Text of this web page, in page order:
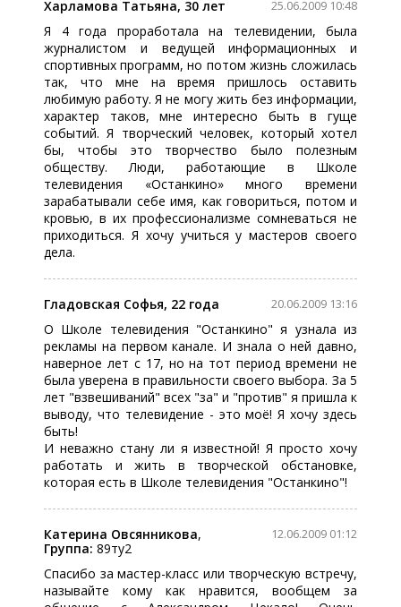
25.06.2009 10:48
Харламова Татьяна, 30 лет
Я 4 года проработала на телевидении, была
журналистом и ведущей информационных и
спортивных программ, но потом жизнь сложилась
так, что мне на время пришлось оставить
любимую работу. Я не могу жить без информации,
характер таков, мне интересно быть в гуще
событий. Я творческий человек, который хотел
бы, чтобы это творчество было полезным
обществу. Люди, работающие в Школе
телевидения «Останкино» много времени
зарабатывали себе имя, как говориться, потом и
кровью, в их профессионализме сомневаться не
приходиться. Я хочу учиться у мастеров своего
дела.
20.06.2009 13:16
Гладовская Софья, 22 года
О Школе телевидения "Останкино" я узнала из
рекламы на первом канале. И знала о ней давно,
наверное лет с 17, но на тот период времени не
была уверена в правильности своего выбора. За 5
лет "взвешиваний" всех "за" и "против" я пришла к
выводу, что телевидение - это моё! Я хочу здесь
быть!
И неважно стану ли я известной! Я просто хочу
работать и жить в творческой обстановке,
которая есть в Школе телевидения "Останкино"!
12.06.2009 01:12
Катерина Овсянникова,
Группа: 89ту2
Спасибо за мастер-класс или творческую встречу,
называйте кому как нравится, вообщем за